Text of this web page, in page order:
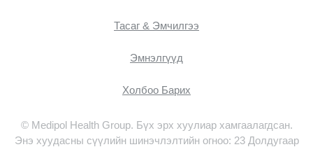
Тасаг & Эмчилгээ
Эмнэлгүүд
Холбоо Барих
© Medipol Health Group. Бүх эрх хуулиар хамгаалагдсан.
Энэ хуудасны сүүлийн шинэчлэлтийн огноо: 23 Долдугаар